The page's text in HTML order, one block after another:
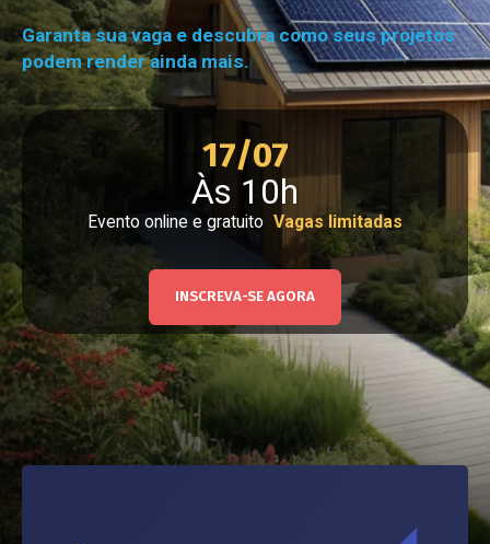
17/07
Às 10h
Evento online e gratuito Vagas limitadas
INSCREVA-SE AGORA
Garanta sua vaga e descubra como seus projetos
podem render ainda mais.